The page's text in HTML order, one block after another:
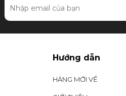
Hướng dẫn
HÀNG MỚI VỀ